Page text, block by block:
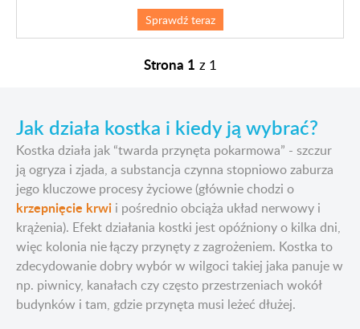
Sprawdź teraz
Strona 1 z 1
Jak działa kostka i kiedy ją wybrać?
Kostka działa jak “twarda przynęta pokarmowa” - szczur
ją ogryza i zjada, a substancja czynna stopniowo zaburza
jego kluczowe procesy życiowe (głównie chodzi o
krzepnięcie krwi i pośrednio obciąża układ nerwowy i
krążenia). Efekt działania kostki jest opóźniony o kilka dni,
więc kolonia nie łączy przynęty z zagrożeniem. Kostka to
zdecydowanie dobry wybór w wilgoci takiej jaka panuje w
np. piwnicy, kanałach czy często przestrzeniach wokół
budynków i tam, gdzie przynęta musi leżeć dłużej.